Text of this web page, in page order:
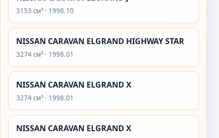
3153 см³ · 1998.10
NISSAN CARAVAN ELGRAND HIGHWAY STAR
3274 см³ · 1998.01
NISSAN CARAVAN ELGRAND X
3274 см³ · 1998.01
NISSAN CARAVAN ELGRAND X